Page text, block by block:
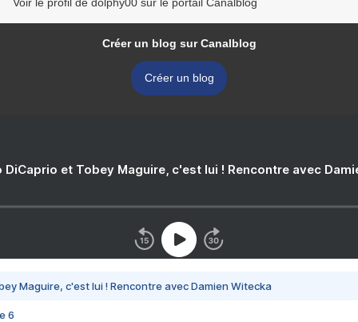
Créer un blog sur Canalblog
Créer un blog
DiCaprio et Tobey Maguire, c'est lui ! Rencontre avec
Maguire, c'est lui ! Rencontre avec Damien Witecka
6